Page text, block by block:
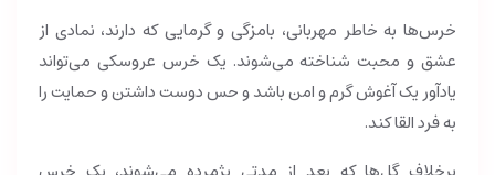
خرس‌ها به خاطر مهربانی، بامزگی و گرمایی که دارند، نمادی از
عشق و محبت شناخته می‌شوند. یک خرس عروسکی می‌تواند
یادآور یک آغوش گرم و امن باشد و حس دوست داشتن و حمایت را
به فرد القا کند.